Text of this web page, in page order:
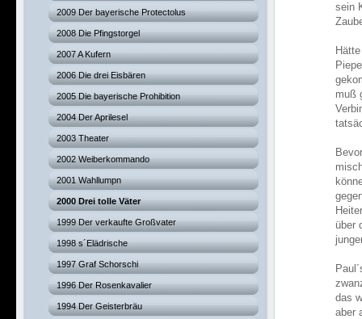
2009 Der bayerische Protectolus
2008 Die Pfingstorgel
2007 A Kufern
2006 Die drei Eisbären
2005 Die bayerische Prohibition
2004 Der Aprilesel
2003 Theater
2002 Weiberkommando
2001 Wahllumpn
2000 Drei tolle Väter
1999 Der verkaufte Großvater
1998 s´Elädrische
1997 Graf Schorschi
1996 Der Rosenkavalier
1994 Der Geisterbräu
sein
muß
über
das
aber